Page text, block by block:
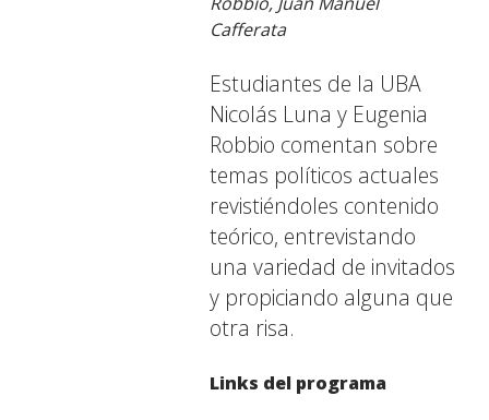
Cafferata
Estudiantes de la UBA
Nicolás Luna y Eugenia
Robbio comentan sobre
temas políticos actuales
revistiéndoles contenido
teórico, entrevistando
una variedad de invitados
y propiciando alguna que
otra risa.
Links del programa